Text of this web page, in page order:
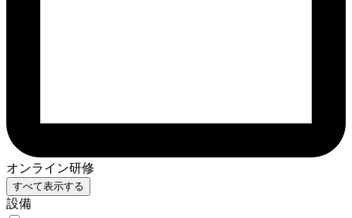
オンライン研修
すべて表示する
設備